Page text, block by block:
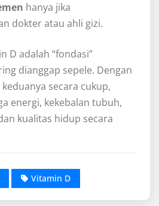
hanya jika
dokter atau ahli gizi.
D adalah “fondasi”
dianggap sepele. Dengan
secara cukup,
energi, kekebalan tubuh,
kualitas hidup secara
Vitamin D